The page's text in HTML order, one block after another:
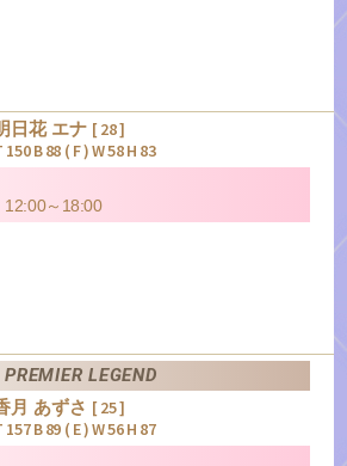
日花 エナ [ 28 ]
150 B 88 ( F ) W 58 H 83
12:00～18:00
PREMIER LEGEND
月 あずさ [ 25 ]
157 B 89 ( E ) W 56 H 87